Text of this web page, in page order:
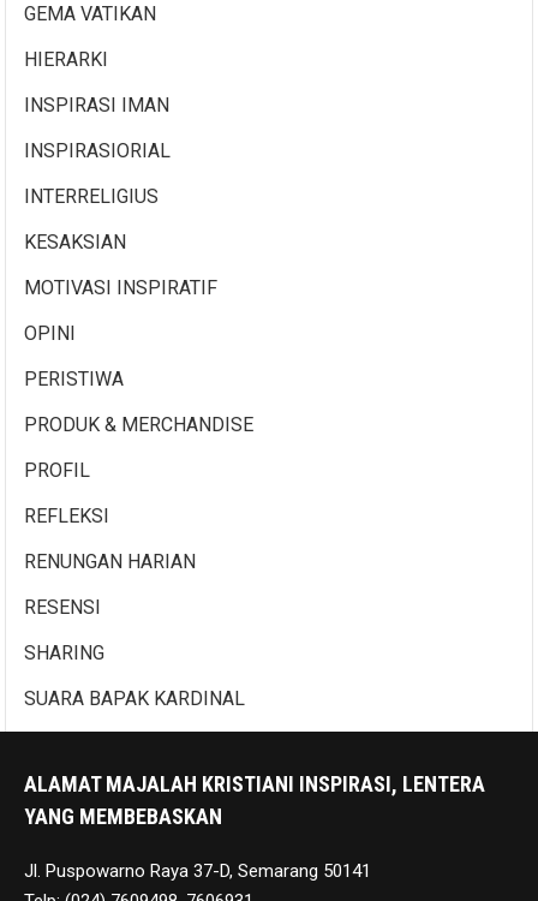
GEMA VATIKAN
HIERARKI
INSPIRASI IMAN
INSPIRASIORIAL
INTERRELIGIUS
KESAKSIAN
MOTIVASI INSPIRATIF
OPINI
PERISTIWA
PRODUK & MERCHANDISE
PROFIL
REFLEKSI
RENUNGAN HARIAN
RESENSI
SHARING
SUARA BAPAK KARDINAL
ALAMAT MAJALAH KRISTIANI INSPIRASI, LENTERA
YANG MEMBEBASKAN
Jl. Puspowarno Raya 37-D, Semarang 50141